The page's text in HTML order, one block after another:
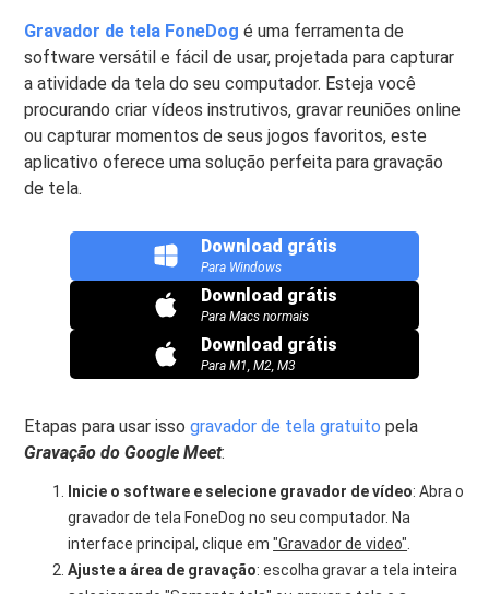
Gravador de tela FoneDog é uma ferramenta de
software versátil e fácil de usar, projetada para capturar
a atividade da tela do seu computador. Esteja você
procurando criar vídeos instrutivos, gravar reuniões online
ou capturar momentos de seus jogos favoritos, este
aplicativo oferece uma solução perfeita para gravação
de tela.
Download grátis
Para Windows
Download grátis
Para Macs normais
Download grátis
Para M1, M2, M3
Etapas para usar issogravador de tela gratuito pela
Gravação do Google Meet:
Inicie o software e selecione gravador de vídeo: Abra o
gravador de tela FoneDog no seu computador. Na
interface principal, clique em"Gravador de video"
Ajuste a área de gravação: escolha gravar a tela inteira